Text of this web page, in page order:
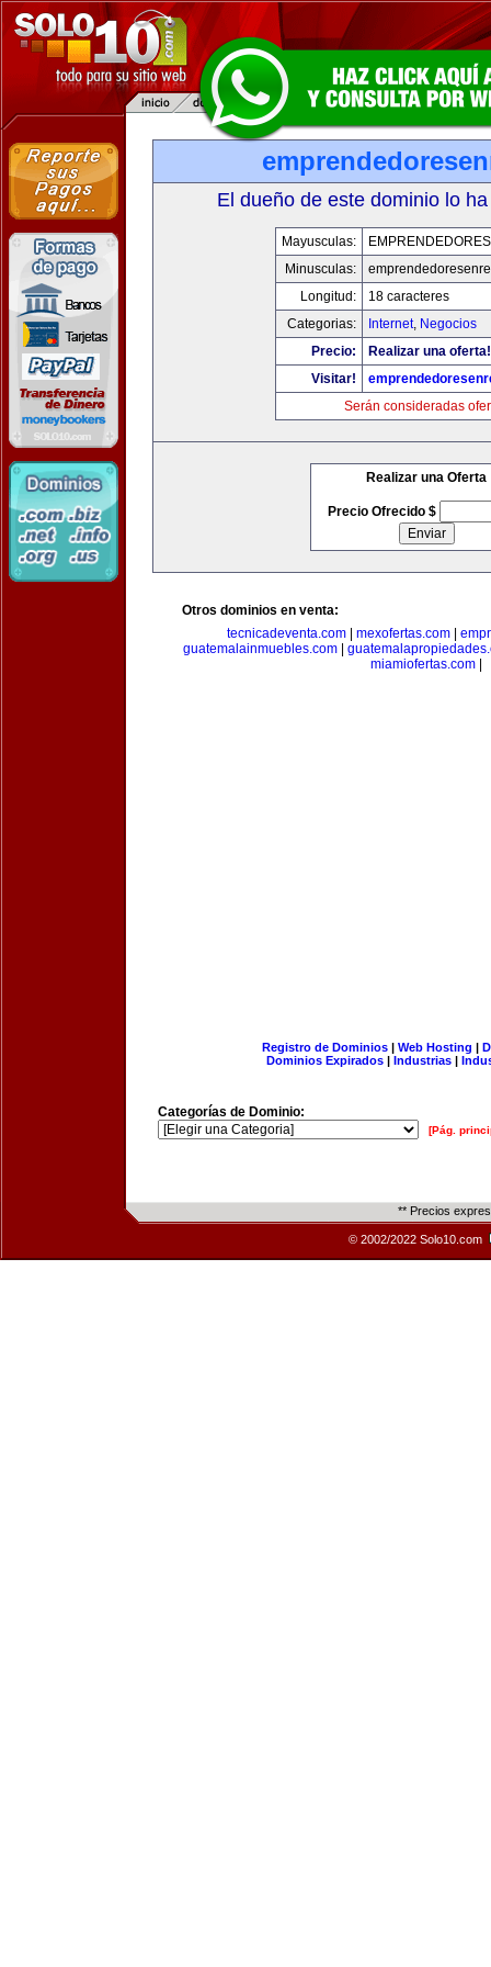
El dueño de este dominio lo
Mayusculas:
Minusculas:
Longitud:
18 caracteres
Categorias:
Internet, Negocios
Precio:
Realizar una oferta!
Visitar!
Serán consideradas
Realizar una Oferta
Precio Ofrecido $
Otros dominios en venta:
tecnicadeventa.com
mexofertas.com
guatemalainmuebles.com
miamiofertas.com
Registro de Dominios| Web Hosting |
Dominios Expirados | Industrias |
Categorías de Dominio:
[Pág.
** Precios
© 2002/2022 Solo10.com